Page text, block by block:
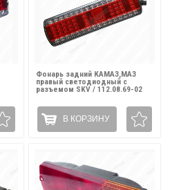
Фонарь задний КАМАЗ,МАЗ
правый светодиодный с
разъемом SKV / 112.08.69-02
В КОРЗИНУ